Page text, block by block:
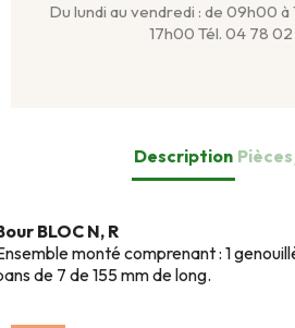
Du lundi au vendredi : de 09h00
17h00 Tél. 04 78
Description
BLOC N, R
monté comprenant : 1
de 7 de 155 mm de long.